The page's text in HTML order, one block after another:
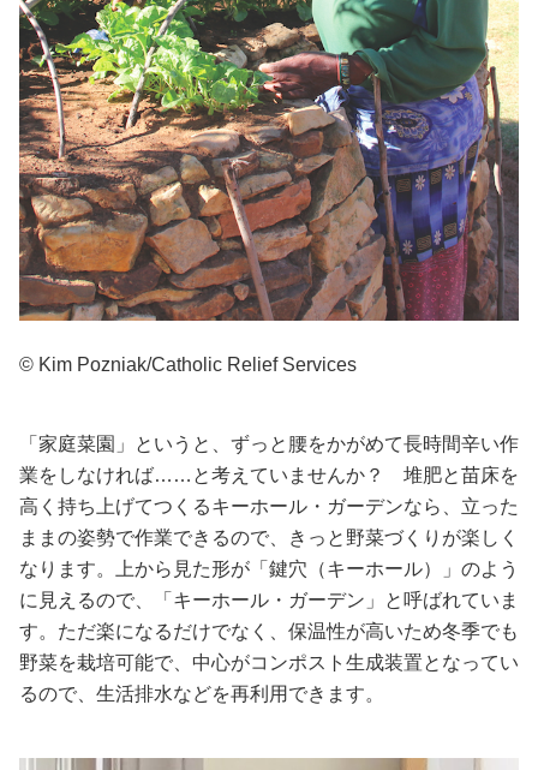
© Kim Pozniak/Catholic Relief Services
「家庭菜園」というと、ずっと腰をかがめて長時間辛い作
業をしなければ……と考えていませんか？ 堆肥と苗床を
高く持ち上げてつくるキーホール・ガーデンなら、立った
ままの姿勢で作業できるので、きっと野菜づくりが楽しく
なります。上から見た形が「鍵穴（キーホール）」のよう
に見えるので、「キーホール・ガーデン」と呼ばれていま
す。ただ楽になるだけでなく、保温性が高いため冬季でも
野菜を栽培可能で、中心がコンポスト生成装置となってい
るので、生活排水などを再利用できます。